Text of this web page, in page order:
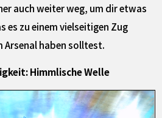
auch weiter weg, um dir etwas
es zu einem vielseitigen Zug
Arsenal haben solltest.
Himmlische Welle